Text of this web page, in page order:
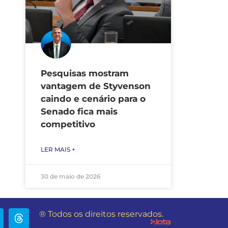
Pesquisas mostram
vantagem de Styvenson
caindo e cenário para o
Senado fica mais
competitivo
LER MAIS +
30 de maio de 2026
® Todos os direitos reservados.